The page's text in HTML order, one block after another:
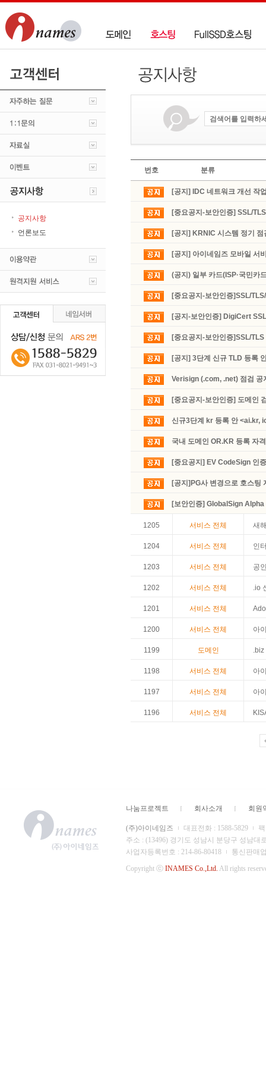
공지사항
언론보도
번호 분류
[공지] IDC 네트워크 개선 작
[중요공지-보안인증] SSL/
[공지] KRNIC 시스템 정기
[공지] 아이네임즈 모바일 서
(공지) 일부 카드(ISP·국민카
[중요공지-보안인증]SSL/
[공지-보안인증] DigiCert
[중요공지-보안인증]SSL/
[공지] 3단계 신규 TLD 등록
Verisign (.com, .net) 점검 공
[중요공지-보안인증] 도메인
신규3단계 kr 등록 안 <ai.kr,
국내 도메인 OR.KR 등록 자
[중요공지] EV CodeSign 인
[공지]PG사 변경으로 호스팅
[보안인증] GlobalSign
1205 서비스 전체 새
1204 서비스 전체 인
1203 서비스 전체 공
1202 서비스 전체 .io
1201 서비스 전체
1200 서비스 전체 아
1199 도메인 .biz
1198 서비스 전체 아
1197 서비스 전체 아
1196 서비스 전체
나눔프로젝트 회사소개 회원
(주)아이네임즈 대표전화 : 1588-5829
주소 : (13496) 경기도 성남시 분당구 성남대
사업자등록번호 : 214-86-80418
통신판매
Copyright ⓒ INAMES Co.,Ltd. All rights